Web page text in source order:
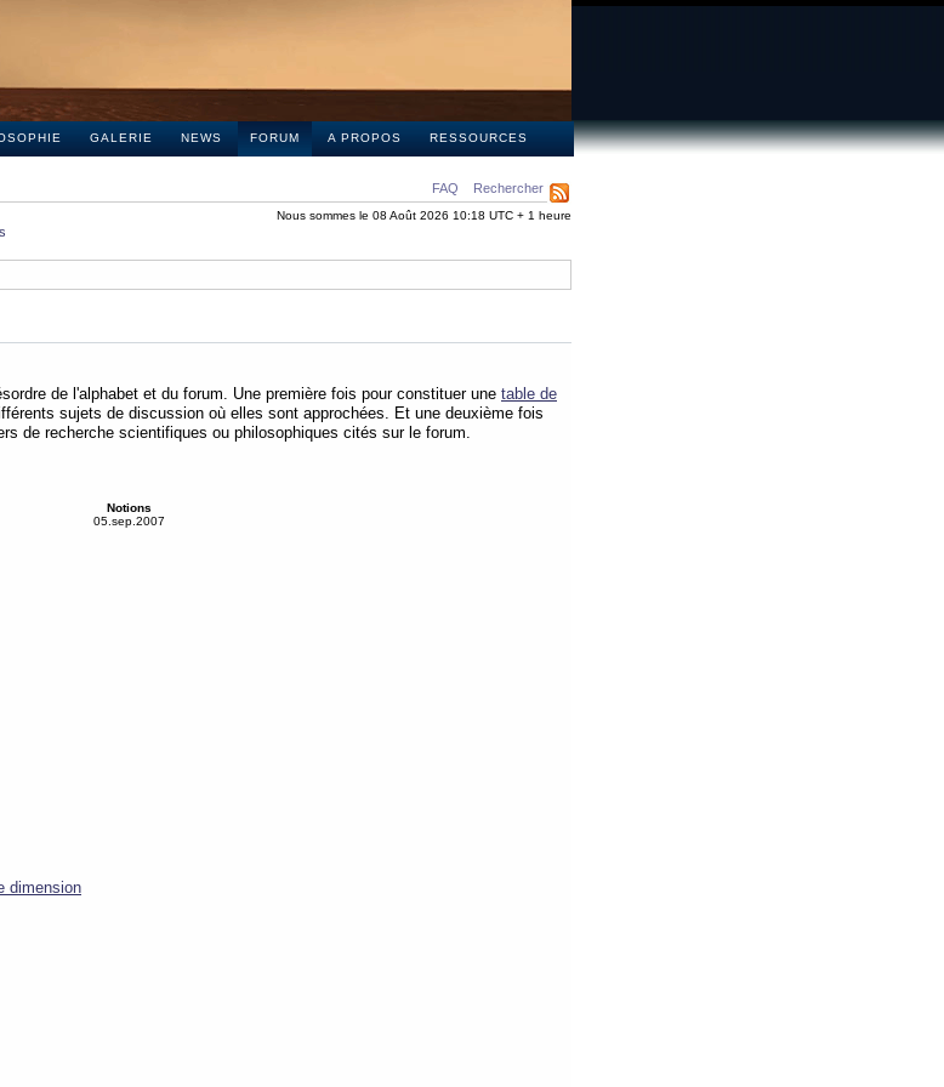
GALERIE NEWS FORUM A PROPOS RESSOURCES
FAQ Rechercher
Nous sommes le 08 Août 2026 10:18 UTC + 1 heure
de l'alphabet et du forum. Une première fois pour constituer une table de
sujets de discussion où elles sont approchées. Et une deuxième fois
de recherche scientifiques ou philosophiques cités sur le forum.
Notions
05.sep.2007
dimension